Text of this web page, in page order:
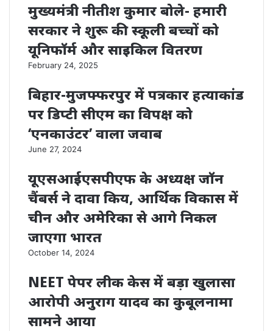
मुख्यमंत्री नीतीश कुमार बोले- हमारी
सरकार ने शुरू की स्कूली बच्चों को
यूनिफॉर्म और साइकिल वितरण
February 24, 2025
बिहार-मुजफ्फरपुर में पत्रकार हत्याकांड
पर डिप्टी सीएम का विपक्ष को
‘एनकाउंटर’ वाला जवाब
June 27, 2024
यूएसआईएसपीएफ के अध्यक्ष जॉन
चैंबर्स ने दावा किय, आर्थिक विकास में
चीन और अमेरिका से आगे निकल
जाएगा भारत
October 14, 2024
NEET पेपर लीक केस में बड़ा खुलासा
आरोपी अनुराग यादव का कुबूलनामा
सामने आया